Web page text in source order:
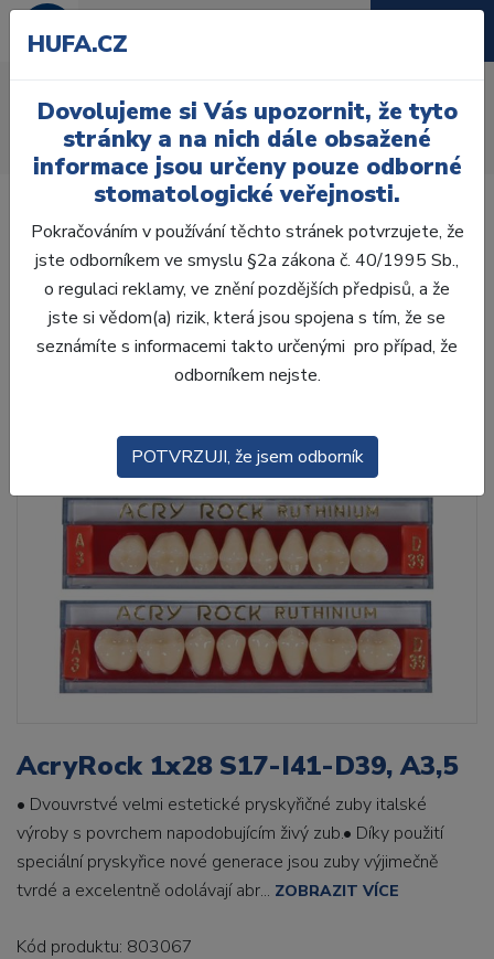
Úvod Zuby
AcryRock
AcryRock 1x28 S17-I41-D39, A3,5
AcryRock 1x28 S17-I41-D39, A3,5
• Dvouvrstvé velmi estetické pryskyřičné zuby italské
výroby s povrchem napodobujícím živý zub.• Díky použití
speciální pryskyřice nové generace jsou zuby výjimečně
tvrdé a excelentně odolávají abr... ZOBRAZIT VÍCE
Kód produktu: 803067
HUFA.CZ
Dovolujeme si Vás upozornit, že tyto
stránky a na nich dále obsažené
informace jsou určeny pouze odborné
stomatologické veřejnosti.
Pokračováním v používání těchto stránek potvrzujete, že
jste odborníkem ve smyslu §2a zákona č. 40/1995 Sb.,
o regulaci reklamy, ve znění pozdějších předpisů, a že
jste si vědom(a) rizik, která jsou spojena s tím, že se
seznámíte s informacemi takto určenými pro případ, že
odborníkem nejste.
POTVRZUJI, že jsem odborník